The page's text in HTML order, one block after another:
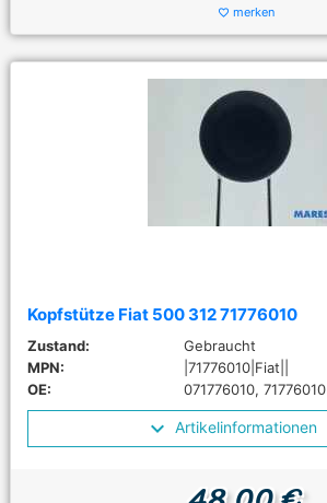
favorite_border merken
Kopfstütze Fiat 500 312 71776010
Zustand:
Gebraucht
MPN:
|71776010|Fiat||
OE:
071776010, 71776010
Artikelinformationen